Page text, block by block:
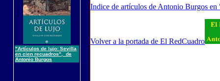
"Artículos de lujo: Sevilla
en cien recuadros", de
Antonio Burgos
Indice de artículos de Antonio Burgos
Volver a la portada de El RedCuadro